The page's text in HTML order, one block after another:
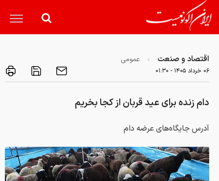
اقتصاد و صنعت عمومی
۰۶ خرداد ۱۴۰۵ - ۰۱:۳۰
دام زنده برای عید قربان از کجا بخریم
آدرس جایگاه‌های عرضه دام